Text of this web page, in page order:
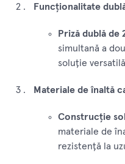
Funcționalitate
Priză dublă de
simultană a
soluție
Materiale de înaltă
Construcție
materiale de
rezistență la